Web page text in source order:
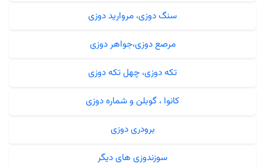
سنگ دوزی، مروارید دوزی
مرصع دوزی،جواهر دوزی
تکه دوزی، چهل تکه دوزی
کانوا ، گوبلن و شماره دوزی
برودری دوزی
سوزندوزی های دیگر